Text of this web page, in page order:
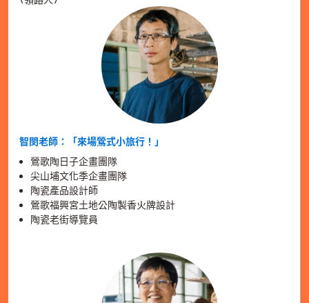
智閔老師：「來場鶯式小旅行！」
鶯歌陶日子企畫團隊
尖山埔文化季企畫團隊
陶瓷產品設計師
鶯歌福興宮土地公陶製香火牌設計
陶瓷老街導覽員